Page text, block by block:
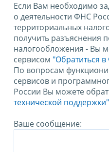
Если Вам необходимо
о деятельности ФНС
территориальных
получить разъяснения
налогообложения - Вы
сервисом "Обратиться
По вопросам
сервисов и
России Вы можете
технической
Ваше сообщение: